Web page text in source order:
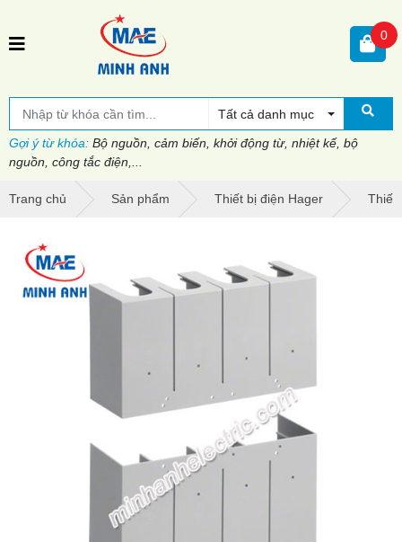
Tất cả danh mục
Gợi ý từ khóa: Bộ nguồn, cảm biến, khởi động từ, nhiệt kế, bộ
nguồn, công tắc điện,...
0
Trang chủ Sản phẩm Thiết bị điện Hager Thiết